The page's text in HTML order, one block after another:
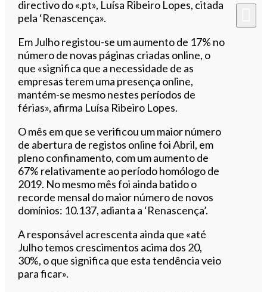
directivo do «.pt», Luísa Ribeiro Lopes, citada
pela ‘Renascença».
Em Julho registou-se um aumento de 17% no
número de novas páginas criadas online, o
que «significa que a necessidade de as
empresas terem uma presença online,
mantém-se mesmo nestes períodos de
férias», afirma Luísa Ribeiro Lopes.
O mês em que se verificou um maior número
de abertura de registos online foi Abril, em
pleno confinamento, com um aumento de
67% relativamente ao período homólogo de
2019. No mesmo mês foi ainda batido o
recorde mensal do maior número de novos
domínios: 10.137, adianta a ‘Renascença’.
A responsável acrescenta ainda que «até
Julho temos crescimentos acima dos 20,
30%, o que significa que esta tendência veio
para ficar».